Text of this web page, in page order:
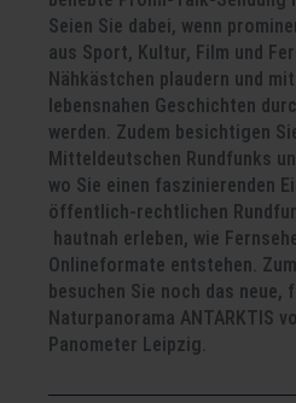
Seien Sie dabei, wenn
aus Sport, Kultur, Film und
Nähkästchen plaudern und
lebensnahen Geschichten
werden. Zudem besichtigen
Mitteldeutschen Rundfunks
wo Sie einen faszinierenden
öffentlich-rechtlichen
hautnah erleben, wie
Onlineformate entstehen.
besuchen Sie noch das neue,
Naturpanorama ANTARKTIS
Panometer Leipzig.